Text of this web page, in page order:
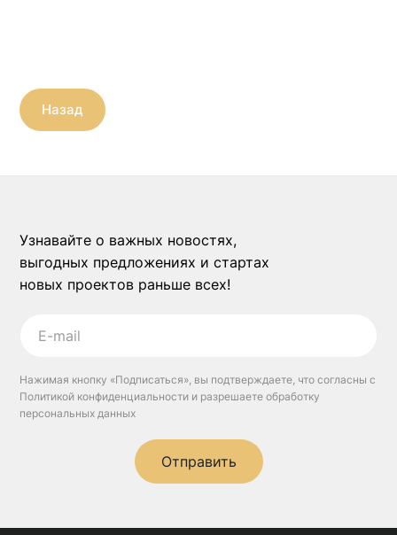
Назад
Узнавайте о важных новостях,
выгодных предложениях и стартах
новых проектов раньше всех!
Нажимая кнопку «Подписаться», вы подтверждаете, что согласны с
Политикой конфиденциальности и разрешаете обработку
персональных данных
Отправить